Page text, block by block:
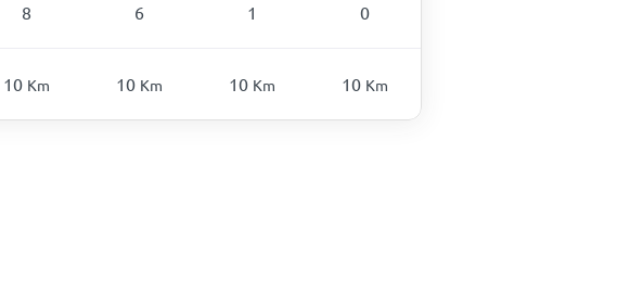
8 6 1 0
10 Km 10 Km 10 Km 10 Km